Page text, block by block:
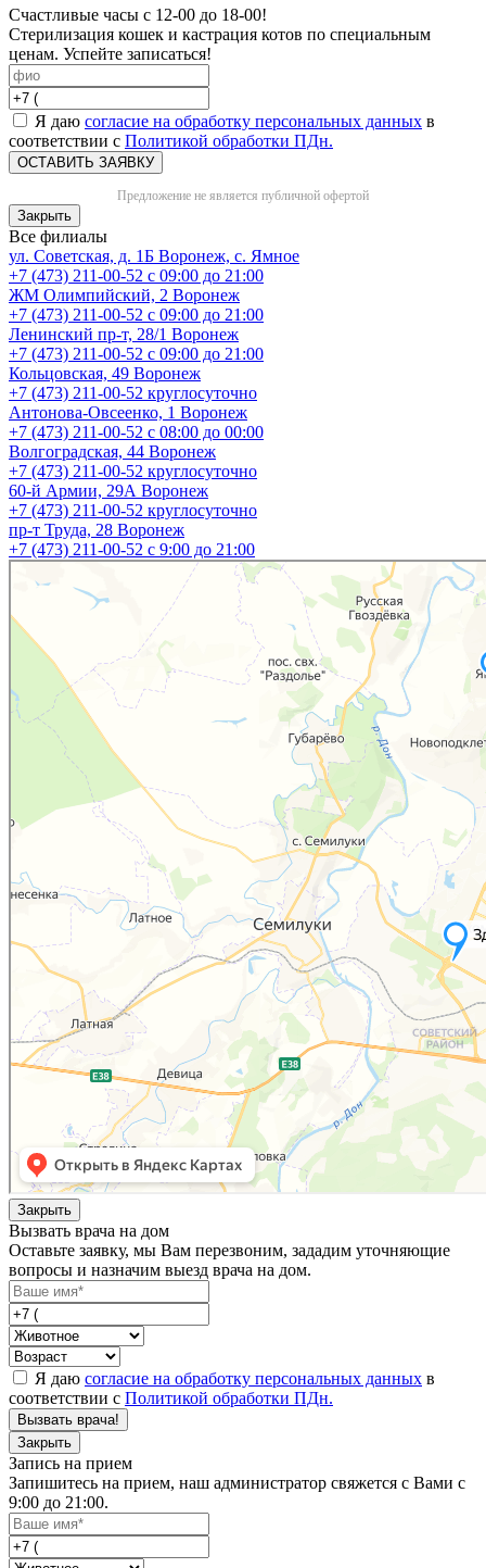
Счастливые часы с 12-00 до 18-00!
Стерилизация кошек и кастрация котов по специальным
ценам. Успейте записаться!
Я даю согласие на обработку персональных данных в
соответствии с Политикой обработки ПДн.
ОСТАВИТЬ ЗАЯВКУ
Предложение не является публичной офертой
Закрыть
Все филиалы
ул. Советская, д. 1Б Воронеж, с. Ямное
+7 (473) 211-00-52 с 09:00 до 21:00
ЖМ Олимпийский, 2 Воронеж
+7 (473) 211-00-52 с 09:00 до 21:00
Ленинский пр-т, 28/1 Воронеж
+7 (473) 211-00-52 с 09:00 до 21:00
Кольцовская, 49 Воронеж
+7 (473) 211-00-52 круглосуточно
Антонова-Овсеенко, 1 Воронеж
+7 (473) 211-00-52 с 08:00 до 00:00
Волгоградская, 44 Воронеж
+7 (473) 211-00-52 круглосуточно
60-й Армии, 29А Воронеж
+7 (473) 211-00-52 круглосуточно
пр-т Труда, 28 Воронеж
+7 (473) 211-00-52 c 9:00 до 21:00
Закрыть
Вызвать врача на дом
Оставьте заявку, мы Вам перезвоним, зададим уточняющие
вопросы и назначим выезд врача на дом.
Я даю согласие на обработку персональных данных в
соответствии с Политикой обработки ПДн.
Вызвать врача!
Закрыть
Запись на прием
Запишитесь на прием, наш администратор свяжется с Вами с
9:00 до 21:00.